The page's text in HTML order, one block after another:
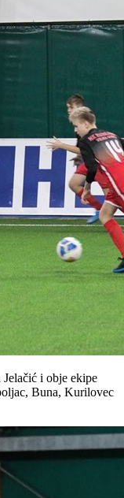
i obje ekipe
Buna, Kurilovec